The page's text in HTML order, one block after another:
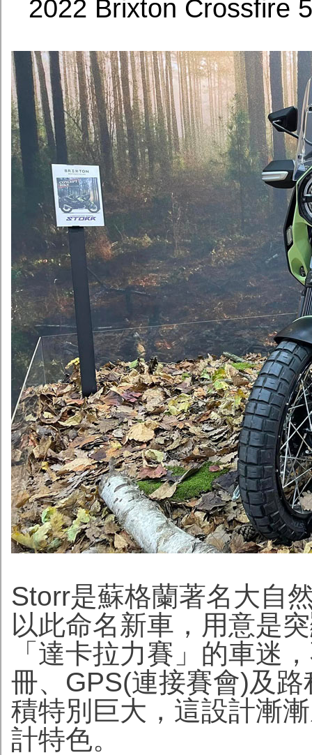
2022 Brixton Crossfire
Storr是蘇格蘭著名大自
以此命名新車，用意是
「達卡拉力賽」的車迷
冊、GPS(連接賽會)及
積特別巨大，這設計漸
計特色。